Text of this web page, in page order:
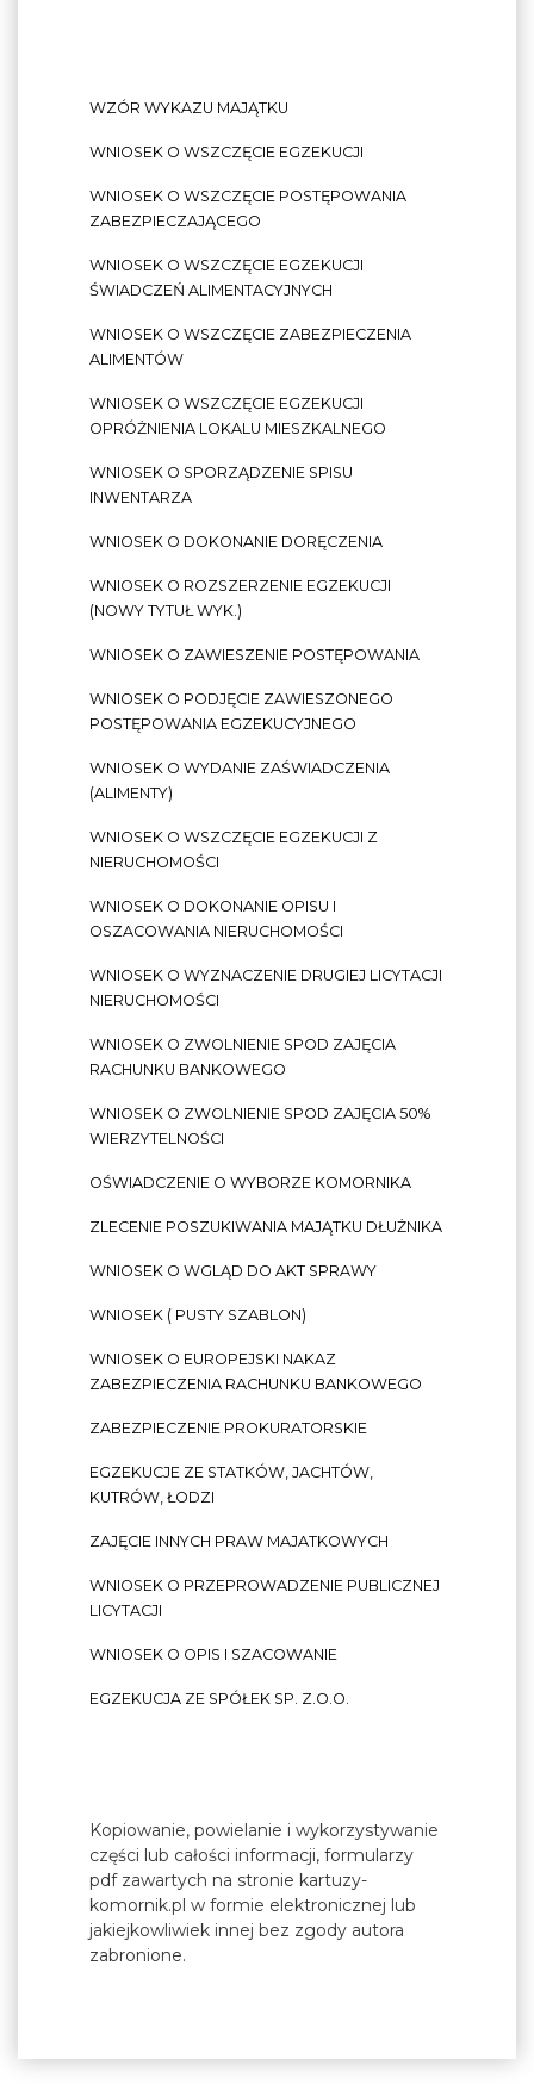
WZÓR WYKAZU MAJĄTKU
WNIOSEK O WSZCZĘCIE EGZEKUCJI
WNIOSEK O WSZCZĘCIE POSTĘPOWANIA
ZABEZPIECZAJĄCEGO
WNIOSEK O WSZCZĘCIE EGZEKUCJI
ŚWIADCZEŃ ALIMENTACYJNYCH
WNIOSEK O WSZCZĘCIE ZABEZPIECZENIA
ALIMENTÓW
WNIOSEK O WSZCZĘCIE EGZEKUCJI
OPRÓŻNIENIA LOKALU MIESZKALNEGO
WNIOSEK O SPORZĄDZENIE SPISU
INWENTARZA
WNIOSEK O DOKONANIE DORĘCZENIA
WNIOSEK O ROZSZERZENIE EGZEKUCJI
(NOWY TYTUŁ WYK.)
WNIOSEK O ZAWIESZENIE POSTĘPOWANIA
WNIOSEK O PODJĘCIE ZAWIESZONEGO
POSTĘPOWANIA EGZEKUCYJNEGO
WNIOSEK O WYDANIE ZAŚWIADCZENIA
(ALIMENTY)
WNIOSEK O WSZCZĘCIE EGZEKUCJI Z
NIERUCHOMOŚCI
WNIOSEK O DOKONANIE OPISU I
OSZACOWANIA NIERUCHOMOŚCI
WNIOSEK O WYZNACZENIE DRUGIEJ LICYTACJI
NIERUCHOMOŚCI
WNIOSEK O ZWOLNIENIE SPOD ZAJĘCIA
RACHUNKU BANKOWEGO
WNIOSEK O ZWOLNIENIE SPOD ZAJĘCIA 50%
WIERZYTELNOŚCI
OŚWIADCZENIE O WYBORZE KOMORNIKA
ZLECENIE POSZUKIWANIA MAJĄTKU DŁUŻNIKA
WNIOSEK O WGLĄD DO AKT SPRAWY
WNIOSEK ( PUSTY SZABLON)
WNIOSEK O EUROPEJSKI NAKAZ
ZABEZPIECZENIA RACHUNKU BANKOWEGO
ZABEZPIECZENIE PROKURATORSKIE
EGZEKUCJE ZE STATKÓW, JACHTÓW,
KUTRÓW, ŁODZI
ZAJĘCIE INNYCH PRAW MAJATKOWYCH
WNIOSEK O PRZEPROWADZENIE PUBLICZNEJ
LICYTACJI
WNIOSEK O OPIS I SZACOWANIE
EGZEKUCJA ZE SPÓŁEK SP. Z.O.O.
Kopiowanie, powielanie i wykorzystywanie
części lub całości informacji, formularzy
pdf zawartych na stronie kartuzy-
komornik.pl w formie elektronicznej lub
jakiejkowliwiek innej bez zgody autora
zabronione.